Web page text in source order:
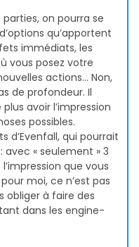
on pourra se
qu’apportent
immédiats, les
vous posez votre
actions… Non,
de profondeur. Il
avoir l’impression
possibles.
d’Evenfall, qui pourrait
« seulement » 3
que vous
moi, ce n’est pas
obliger à faire des
dans les engine-